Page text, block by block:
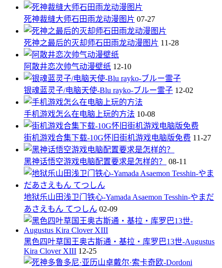
死神裁缝大师石田雨龙动漫图片 07-27
死神之最后的灭却师石田雨龙动漫图片 11-28
阿散井恋次帅气动漫壁纸 12-10
银魂蓝灵子/电脑天使-Blu rayko-ブルー霊子 12-02
手机游戏怎么在电脑上玩的方法 10-08
街机游戏合集下载-10G怀旧街机游戏电脑版免费 11-27
黑神话悟空游戏电脑配置要求是怎样的？ 08-11
地狱乐山田浅卫门铁心-Yamada Asaemon Tesshin-やまだ
あさえもん てつしん 02-09
黑色四叶草国王奥古斯通・基拉・库罗巴13世-Augustus
Kira Clover XIII 12-25